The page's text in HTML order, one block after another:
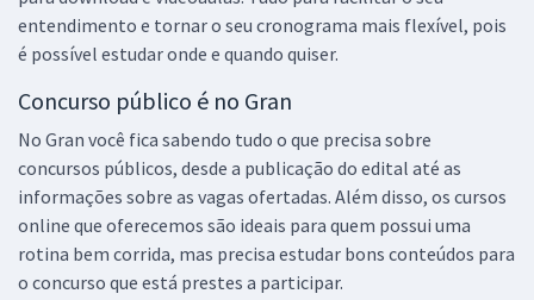
entendimento e tornar o seu cronograma mais flexível, pois
é possível estudar onde e quando quiser.
Concurso público é no Gran
No Gran você fica sabendo tudo o que precisa sobre
concursos públicos, desde a publicação do edital até as
informações sobre as vagas ofertadas. Além disso, os cursos
online que oferecemos são ideais para quem possui uma
rotina bem corrida, mas precisa estudar bons conteúdos para
o concurso que está prestes a participar.